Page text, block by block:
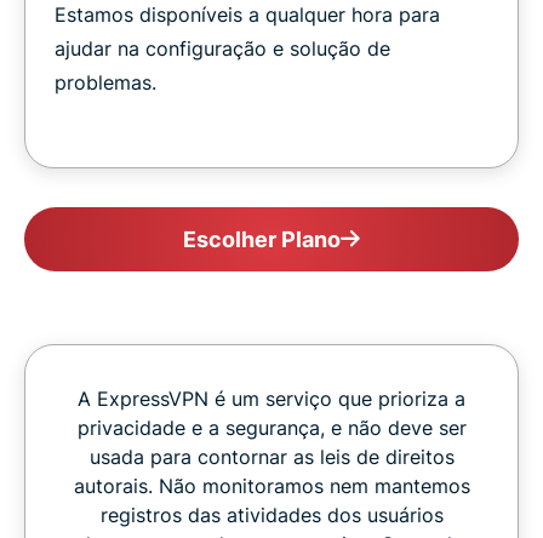
Estamos disponíveis a qualquer hora para
ajudar na configuração e solução de
problemas.
Escolher Plano
A ExpressVPN é um serviço que prioriza a
privacidade e a segurança, e não deve ser
usada para contornar as leis de direitos
autorais. Não monitoramos nem mantemos
registros das atividades dos usuários